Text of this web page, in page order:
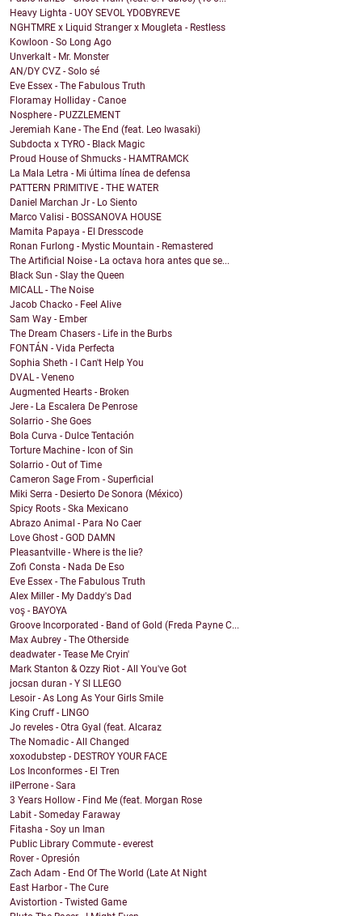
Heavy Lighta - UOY SEVOL YDOBYREVE
NGHTMRE x Liquid Stranger x Mougleta - Restless
Kowloon - So Long Ago
Unverkalt - Mr. Monster
AN/DY CVZ - Solo sé
Eve Essex - The Fabulous Truth
Floramay Holliday - Canoe
Nosphere - PUZZLEMENT
Jeremiah Kane - The End (feat. Leo Iwasaki)
Subdocta x TYRO - Black Magic
Proud House of Shmucks - HAMTRAMCK
La Mala Letra - Mi última línea de defensa
PATTERN PRIMITIVE - THE WATER
Daniel Marchan Jr - Lo Siento
Marco Valisi - BOSSANOVA HOUSE
Mamita Papaya - El Dresscode
Ronan Furlong - Mystic Mountain - Remastered
The Artificial Noise - La octava hora antes que se...
Black Sun - Slay the Queen
MICALL - The Noise
Jacob Chacko - Feel Alive
Sam Way - Ember
The Dream Chasers - Life in the Burbs
FONTÁN - Vida Perfecta
Sophia Sheth - I Can't Help You
DVAL - Veneno
Augmented Hearts - Broken
Jere - La Escalera De Penrose
Solarrio - She Goes
Bola Curva - Dulce Tentación
Torture Machine - Icon of Sin
Solarrio - Out of Time
Cameron Sage From - Superficial
Miki Serra - Desierto De Sonora (México)
Spicy Roots - Ska Mexicano
Abrazo Animal - Para No Caer
Love Ghost - GOD DAMN
Pleasantville - Where is the lie?
Zofi Consta - Nada De Eso
Eve Essex - The Fabulous Truth
Alex Miller - My Daddy's Dad
voş - BAYOYA
Groove Incorporated - Band of Gold (Freda Payne C...
Max Aubrey - The Otherside
deadwater - Tease Me Cryin'
Mark Stanton & Ozzy Riot - All You've Got
jocsan duran - Y SI LLEGO
Lesoir - As Long As Your Girls Smile
King Cruff - LINGO
Jo reveles - Otra Gyal (feat. Alcaraz
The Nomadic - All Changed
xoxodubstep - DESTROY YOUR FACE
Los Inconformes - El Tren
ilPerrone - Sara
3 Years Hollow - Find Me (feat. Morgan Rose
Labit - Someday Faraway
Fitasha - Soy un Iman
Public Library Commute - everest
Rover - Opresión
Zach Adam - End Of The World (Late At Night
East Harbor - The Cure
Avistortion - Twisted Game